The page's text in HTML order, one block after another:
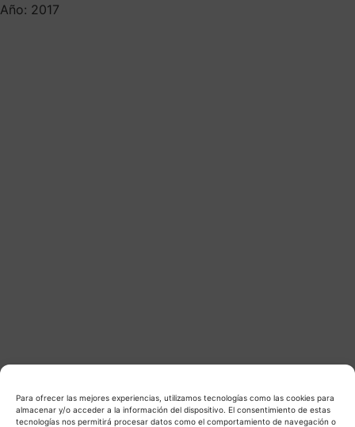
Para ofrecer las mejores experiencias, utilizamos tecnologías como las cookies para
almacenar y/o acceder a la información del dispositivo. El consentimiento de estas
tecnologías nos permitirá procesar datos como el comportamiento de navegación o
Año: 2017